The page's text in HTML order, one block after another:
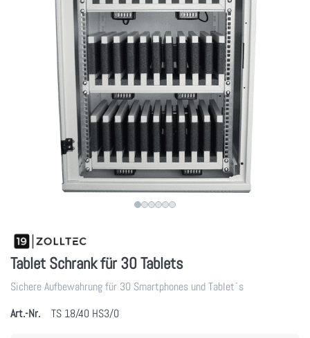
Tablet Schrank für 30 Tablets
Sichere Aufbewahrung für 30 Smartphones und Tablet´s
Art.-Nr.
TS 18/40 HS3/0